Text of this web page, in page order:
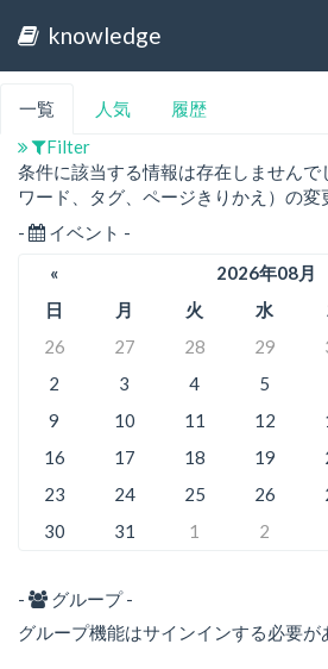
knowledge
一覧 人気
履歴
Filter
条件に該当する情報は存在しませんで
ワード、タグ、ページきりかえ）の変
-
イベント -
«
2026年08月
日
月 火 水
26
27 28 29
2
3 4 5
9
10 11 12
16
17 18 19
23
24 25 26
30
31 1 2
-
グループ -
グループ機能はサインインする必要が